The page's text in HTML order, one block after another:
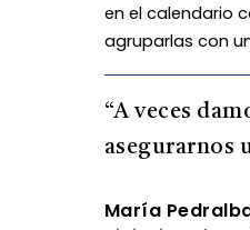
en el calendario
agruparlas con
“A veces
asegurarnos
María